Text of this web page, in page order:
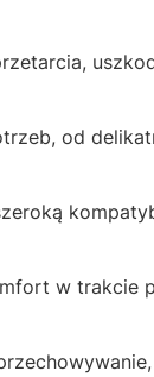
od
w trakcie